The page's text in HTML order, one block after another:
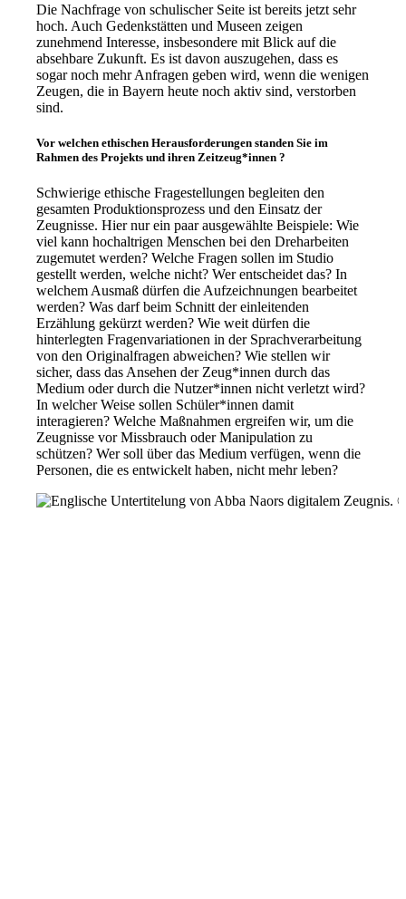
Die Nachfrage von schulischer Seite ist bereits jetzt sehr
hoch. Auch Gedenkstätten und Museen zeigen
zunehmend Interesse, insbesondere mit Blick auf die
absehbare Zukunft. Es ist davon auszugehen, dass es
sogar noch mehr Anfragen geben wird, wenn die wenigen
Zeugen, die in Bayern heute noch aktiv sind, verstorben
sind.
Vor welchen ethischen Herausforderungen standen Sie im
Rahmen des Projekts und ihren Zeitzeug*innen ?
Schwierige ethische Fragestellungen begleiten den
gesamten Produktionsprozess und den Einsatz der
Zeugnisse. Hier nur ein paar ausgewählte Beispiele: Wie
viel kann hochaltrigen Menschen bei den Dreharbeiten
zugemutet werden? Welche Fragen sollen im Studio
gestellt werden, welche nicht? Wer entscheidet das? In
welchem Ausmaß dürfen die Aufzeichnungen bearbeitet
werden? Was darf beim Schnitt der einleitenden
Erzählung gekürzt werden? Wie weit dürfen die
hinterlegten Fragenvariationen in der Sprachverarbeitung
von den Originalfragen abweichen? Wie stellen wir
sicher, dass das Ansehen der Zeug*innen durch das
Medium oder durch die Nutzer*innen nicht verletzt wird?
In welcher Weise sollen Schüler*innen damit
interagieren? Welche Maßnahmen ergreifen wir, um die
Zeugnisse vor Missbrauch oder Manipulation zu
schützen? Wer soll über das Medium verfügen, wenn die
Personen, die es entwickelt haben, nicht mehr leben?